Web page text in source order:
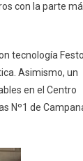
con la parte
tecnología
Asimismo, un
en el Centro
Nº1 de